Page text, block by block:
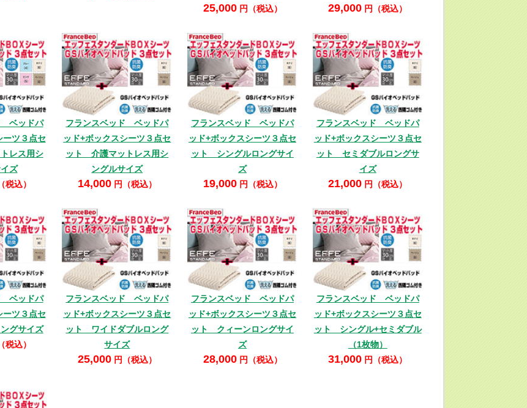
25,000円（税込） 29,000 円（税込）
ベッドパ
ーツ３点セ
レス用シ
ズ
税込）
フランスベッド ベッドパ
ッド+ボックスシーツ３点セ
ット 介護マットレス用シ
ングルサイズ
14,000円（税込）
フランスベッド ベッドパ
ッド+ボックスシーツ３点セ
ット シングルロングサイ
ズ
19,000円（税込）
フランスベッド ベッドパ
ッド+ボックスシーツ３点セ
ット セミダブルロングサ
イズ
21,000 円（税込）
ベッドパ
ーツ３点セ
グサイズ
税込）
フランスベッド ベッドパ
ッド+ボックスシーツ３点セ
ット ワイドダブルロング
サイズ
25,000円（税込）
フランスベッド ベッドパ
ッド+ボックスシーツ３点セ
ット クィーンロングサイ
ズ
28,000円（税込）
フランスベッド ベッドパ
ッド+ボックスシーツ３点セ
ット シングル+セミダブル
（1枚物）
31,000 円（税込）